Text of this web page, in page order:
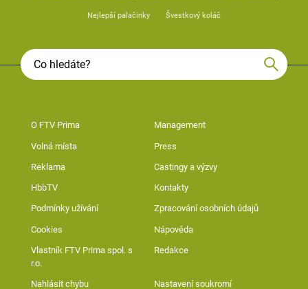
Nejlepší palačinky Švestkový koláč
O FTV Prima Management
Volná místa Press
Reklama Castingy a výzvy
HbbTV Kontakty
Podmínky užívání Zpracování osobních údajů
Cookies Nápověda
Vlastník FTV Prima spol. s
r.o.
Redakce
Nahlásit chybu Nastavení soukromí